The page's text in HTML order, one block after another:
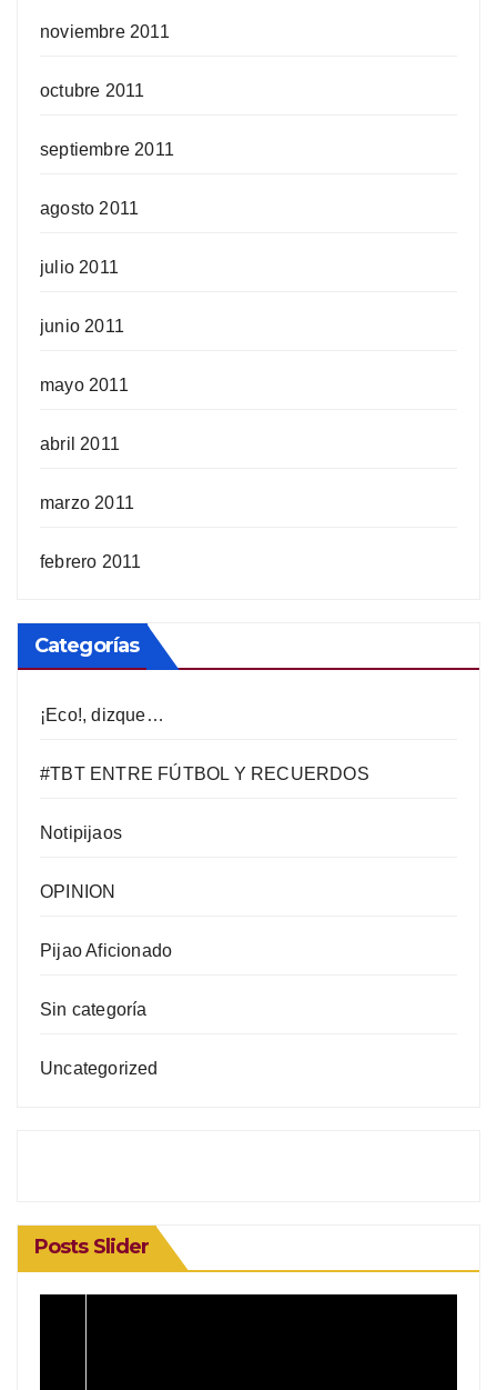
noviembre 2011
octubre 2011
septiembre 2011
agosto 2011
julio 2011
junio 2011
mayo 2011
abril 2011
marzo 2011
febrero 2011
Categorías
¡Eco!, dizque…
#TBT ENTRE FÚTBOL Y RECUERDOS
Notipijaos
OPINION
Pijao Aficionado
Sin categoría
Uncategorized
Posts Slider